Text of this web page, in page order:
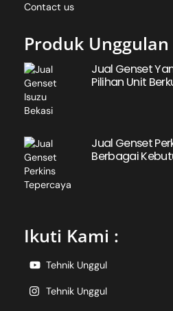
Contact us
Produk Unggulan
Jual Genset
Pilihan Unit
Jual Genset
Berbagai
Ikuti Kami :
Tehnik Unggul
Tehnik Unggul